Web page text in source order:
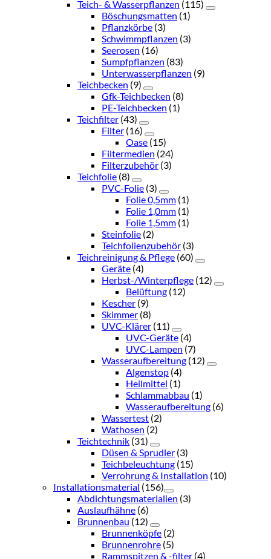
Teich- & Wasserpflanzen (115)
Böschungsmatten (1)
Pflanzkörbe (3)
Schwimmpflanzen (3)
Seerosen (16)
Sumpfpflanzen (83)
Unterwasserpflanzen (9)
Teichbecken (9)
Gfk-Teichbecken (8)
PE-Teichbecken (1)
Teichfilter (43)
Filter (16)
Oase (15)
Filtermedien (24)
Filterzubehör (3)
Teichfolie (8)
PVC-Folie (3)
Folie 0,5mm (1)
Folie 1,0mm (1)
Folie 1,5mm (1)
Steinfolie (2)
Teichfolienzubehör (3)
Teichreinigung & Pflege (60)
Geräte (4)
Herbst-/Winterpflege (12)
Belüftung (12)
Kescher (9)
Skimmer (8)
UVC-Klärer (11)
UVC-Geräte (4)
UVC-Lampen (7)
Wasseraufbereitung (12)
Algenstop (4)
Heilmittel (1)
Schlammabbau (1)
Wasseraufbereitung (6)
Wassertest (2)
Wathosen (2)
Teichtechnik (31)
Düsen & Sprudler (3)
Teichbeleuchtung (15)
Verrohrung & Installation (10)
Installationsmaterial (156)
Abdichtungsmaterialien (3)
Auslaufhähne (6)
Brunnenbau (12)
Brunnenköpfe (2)
Brunnenrohre (5)
Rammspitzen & -filter (4)